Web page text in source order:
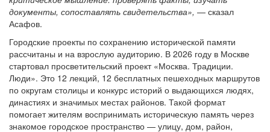
документы, сопоставлять свидетельства», — сказал
Асафов.
Городские проекты по сохранению исторической памяти
рассчитаны и на взрослую аудиторию. В 2026 году в Москве
стартовал просветительский проект «Москва. Традиции.
Люди». Это 12 лекций, 12 бесплатных пешеходных маршрутов
по округам столицы и конкурс историй о выдающихся людях,
династиях и значимых местах районов. Такой формат
помогает жителям воспринимать историческую память через
знакомое городское пространство — улицу, дом, район,